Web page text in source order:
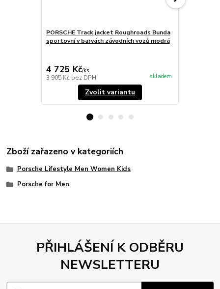
PORSCHE Track jacket Roughroads Bunda
sportovní v barvách závodních vozů modrá
4 725 Kč/ks
3 905 Kč bez DPH skladem
Zvolit variantu
Zboží zařazeno v kategoriích
Porsche Lifestyle Men Women Kids
Porsche for Men
PŘIHLÁŠENÍ K ODBĚRU
NEWSLETTERU